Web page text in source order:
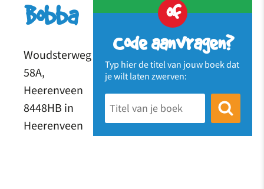
of
Code aanvragen?
Typ hier de titel van jouw boek dat
je wilt laten zwerven:
Bobba
Woudsterweg
58A,
Heerenveen
8448HB in
Heerenveen